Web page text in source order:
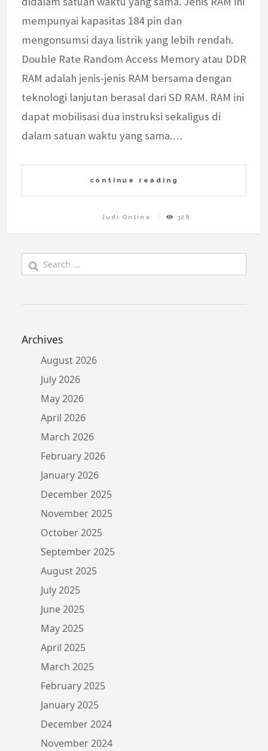
mempunyai kapasitas 184 pin dan
mengonsumsi daya listrik yang lebih rendah.
Double Rate Random Access Memory atau DDR
RAM adalah jenis-jenis RAM bersama dengan
teknologi lanjutan berasal dari SD RAM. RAM ini
dapat mobilisasi dua instruksi sekaligus di
dalam satuan waktu yang sama.…
continue reading
Judi Online 328
Search
for:
Archives
August 2026
July 2026
May 2026
April 2026
March 2026
February 2026
January 2026
December 2025
November 2025
October 2025
September 2025
August 2025
July 2025
June 2025
May 2025
April 2025
March 2025
February 2025
January 2025
December 2024
November 2024